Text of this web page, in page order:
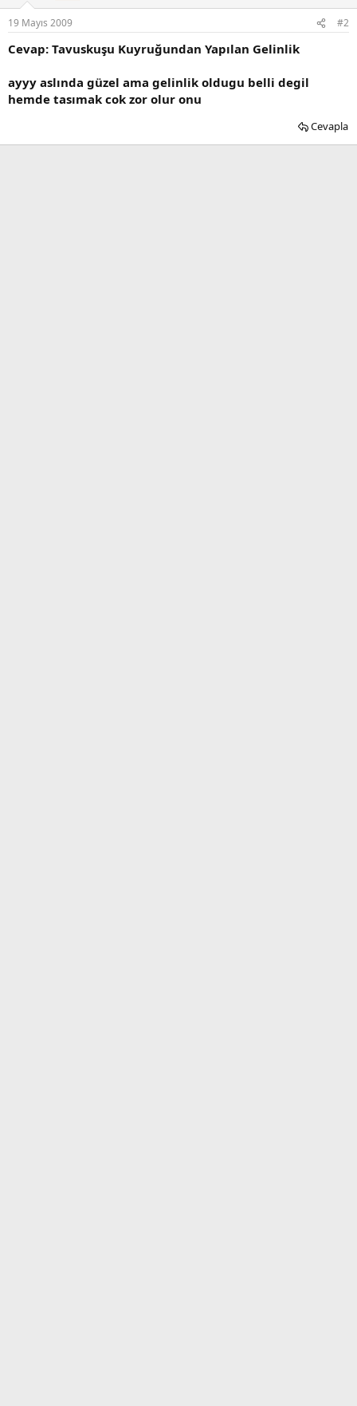
19 Mayıs 2009 #2
Cevap: Tavuskuşu Kuyruğundan Yapılan Gelinlik
ayyy aslında güzel ama gelinlik oldugu belli degil
hemde tasımak cok zor olur onu
Cevapla